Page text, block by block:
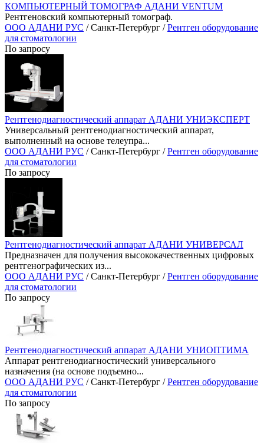
КОМПЬЮТЕРНЫЙ ТОМОГРАФ АДАНИ VENTUM
Рентгеновский компьютерный томограф.
ООО АДАНИ РУС / Санкт-Петербург /Рентген оборудование
для стоматологии
По запросу
Рентгенодиагностический аппарат АДАНИ УНИЭКСПЕРТ
Универсальный рентгенодиагностический аппарат,
выполненный на основе телеупра...
ООО АДАНИ РУС / Санкт-Петербург /Рентген оборудование
для стоматологии
По запросу
Рентгенодиагностический аппарат АДАНИ УНИВЕРСАЛ
Предназначен для получения высококачественных цифровых
рентгенографических из...
ООО АДАНИ РУС / Санкт-Петербург /Рентген оборудование
для стоматологии
По запросу
Рентгенодиагностический аппарат АДАНИ УНИОПТИМА
Аппарат рентгенодиагностический универсального
назначения (на основе подъемно...
ООО АДАНИ РУС / Санкт-Петербург /Рентген оборудование
для стоматологии
По запросу